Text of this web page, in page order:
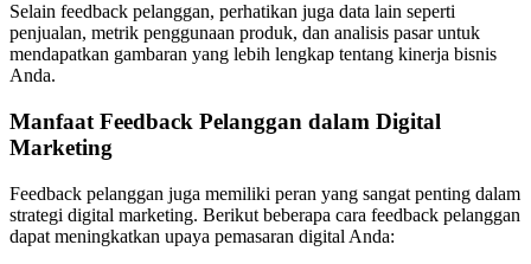
Selain feedback pelanggan, perhatikan juga data lain seperti
penjualan, metrik penggunaan produk, dan analisis pasar untuk
mendapatkan gambaran yang lebih lengkap tentang kinerja bisnis
Anda.
Manfaat Feedback Pelanggan dalam Digital
Marketing
Feedback pelanggan juga memiliki peran yang sangat penting dalam
strategi digital marketing. Berikut beberapa cara feedback pelanggan
dapat meningkatkan upaya pemasaran digital Anda: